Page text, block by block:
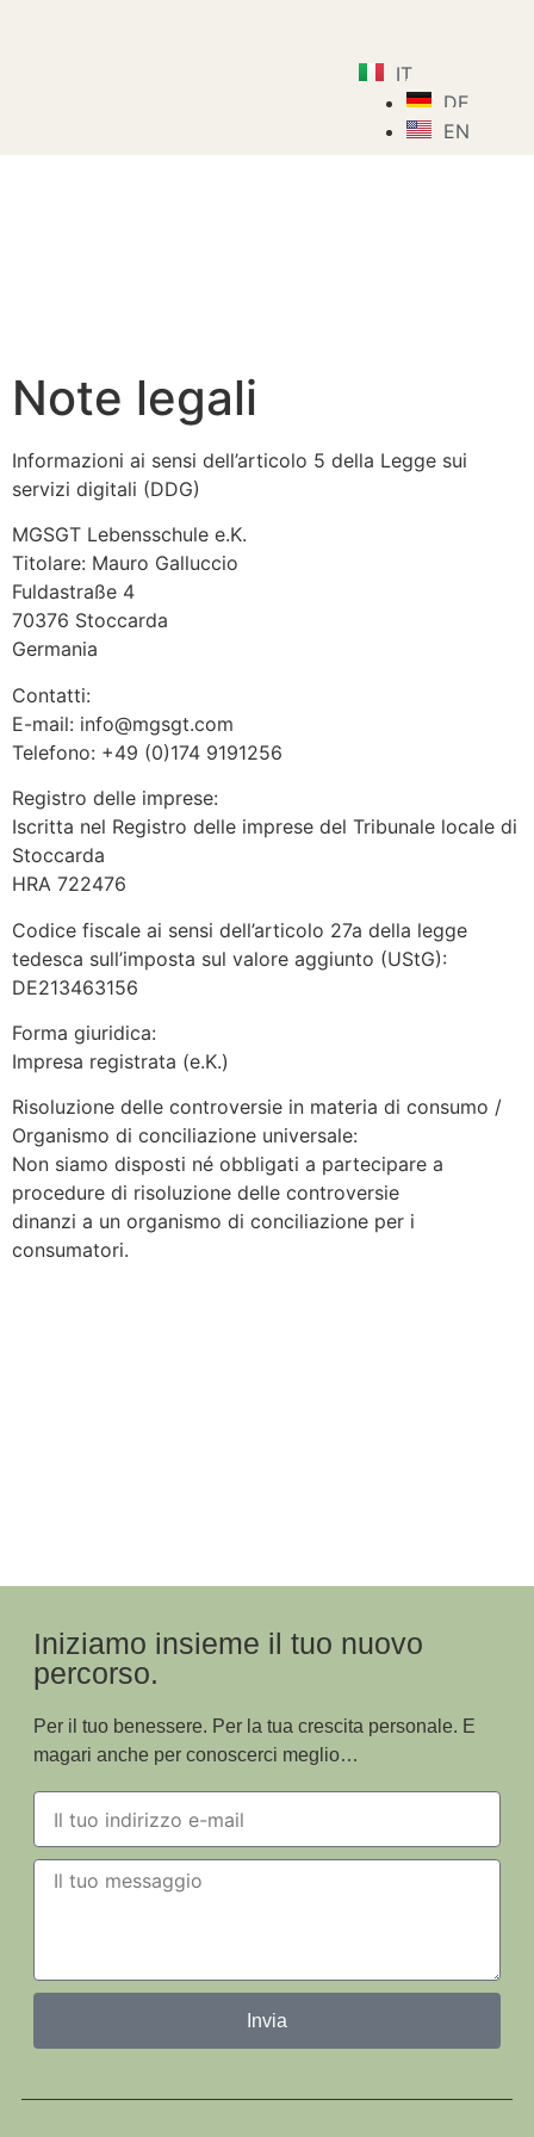
IT
DE
EN
Note legali
Informazioni ai sensi dell’articolo 5 della Legge sui
servizi digitali (DDG)
MGSGT Lebensschule e.K.
Titolare: Mauro Galluccio
Fuldastraße 4
70376 Stoccarda
Germania
Contatti:
E-mail: info@mgsgt.com
Telefono: +49 (0)174 9191256
Registro delle imprese:
Iscritta nel Registro delle imprese del Tribunale locale di
Stoccarda
HRA 722476
Codice fiscale ai sensi dell’articolo 27a della legge
tedesca sull’imposta sul valore aggiunto (UStG):
DE213463156
Forma giuridica:
Impresa registrata (e.K.)
Risoluzione delle controversie in materia di consumo /
Organismo di conciliazione universale:
Non siamo disposti né obbligati a partecipare a
procedure di risoluzione delle controversie
dinanzi a un organismo di conciliazione per i
consumatori.
Iniziamo insieme il tuo nuovo
percorso.
Per il tuo benessere. Per la tua crescita personale. E
magari anche per conoscerci meglio…
Invia